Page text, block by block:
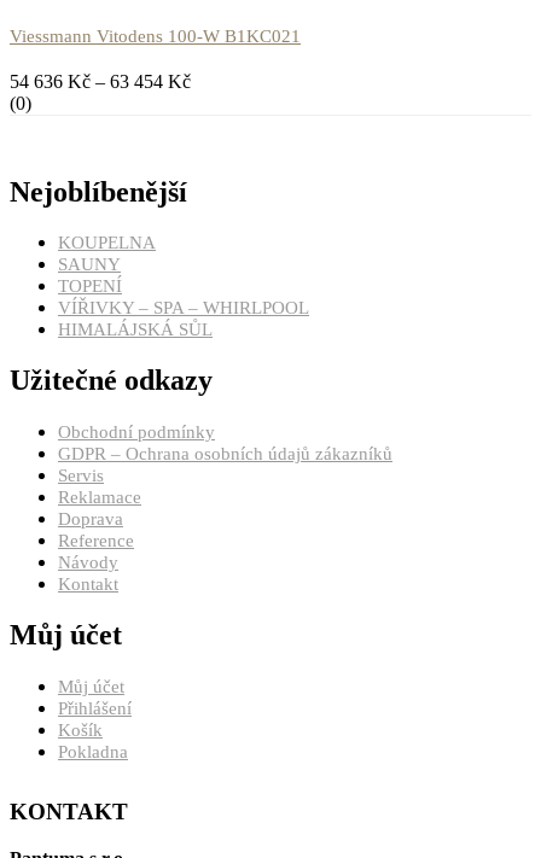
Viessmann Vitodens 100-W B1KC021
54 636 Kč – 63 454 Kč
(0)
Nejoblíbenější
KOUPELNA
SAUNY
TOPENÍ
VÍŘIVKY – SPA – WHIRLPOOL
HIMALÁJSKÁ SŮL
Užitečné odkazy
Obchodní podmínky
GDPR – Ochrana osobních údajů zákazníků
Servis
Reklamace
Doprava
Reference
Návody
Kontakt
Můj účet
Můj účet
Přihlášení
Košík
Pokladna
KONTAKT